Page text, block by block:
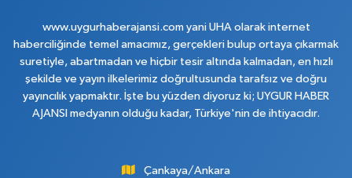
www.uygurhaberajansi.com yani UHA olarak internet
haberciliğinde temel amacımız, gerçekleri bulup ortaya çıkarmak
suretiyle, abartmadan ve hiçbir tesir altında kalmadan, en hızlı
şekilde ve yayın ilkelerimiz doğrultusunda tarafsız ve doğru
yayıncılık yapmaktır. İşte bu yüzden diyoruz ki; UYGUR HABER
AJANSI medyanın olduğu kadar, Türkiye'nin de ihtiyacıdır.
Çankaya/Ankara